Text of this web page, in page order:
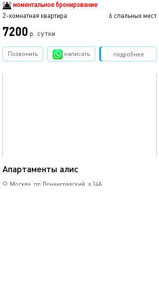
моментальное бронирование
2-комнатная квартира
6 спальных мест
7200 р. сутки
подробнее
Позвонить написать Забронировать
Апартаменты алис
Москва, пр.Ленинградский, д.34А